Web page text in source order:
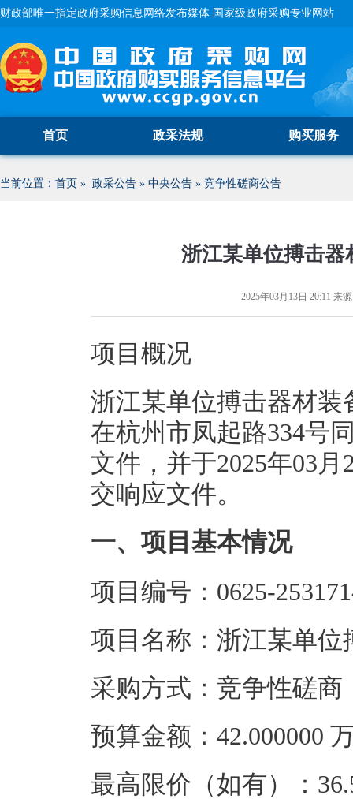
财政部唯一指定政府采购信息网络发布媒体 国家级政府采购专业网站
首页 政采法规 购买服务
当前位置： 首页 » 政采公告 » 中央公告 » 竞争性磋商公告
浙江某单位搏击
2025年03月13日 20:11 来
项目概况
浙江某单位搏击器材
在杭州市凤起路334号
文件，并于2025年03
交响应文件。
一、项目基本情况
项目编号：0625-
项目名称：浙江某单位
采购方式：竞争性磋商
预算金额：42.000000
最高限价（如有）：